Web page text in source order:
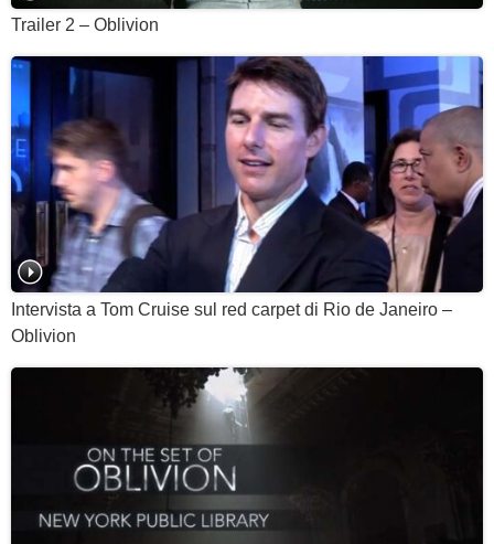
Trailer 2 – Oblivion
Intervista a Tom Cruise sul red carpet di Rio de Janeiro –
Oblivion